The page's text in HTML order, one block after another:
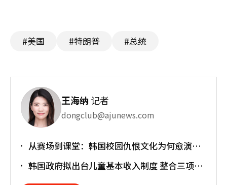
#美国 #特朗普 #总统
王海纳 记者
dongclub@ajunews.com
从赛场到课堂：韩国校园仇恨文化为何愈演愈
韩国政府拟出台儿童基本收入制度 整合三项育